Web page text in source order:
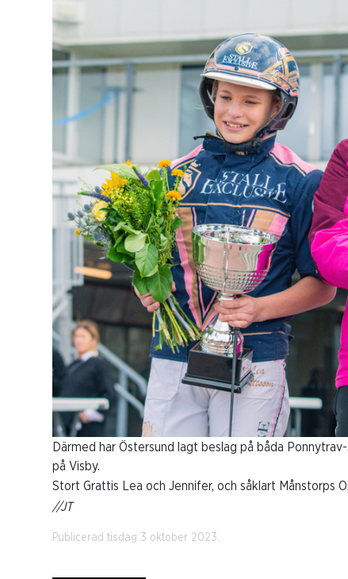
Därmed har Östersund lagt beslag på båda
på Visby.
Stort Grattis Lea och Jennifer, och såklart Månstorps
//JT
Publicerad tisdag 3 oktober 2023.